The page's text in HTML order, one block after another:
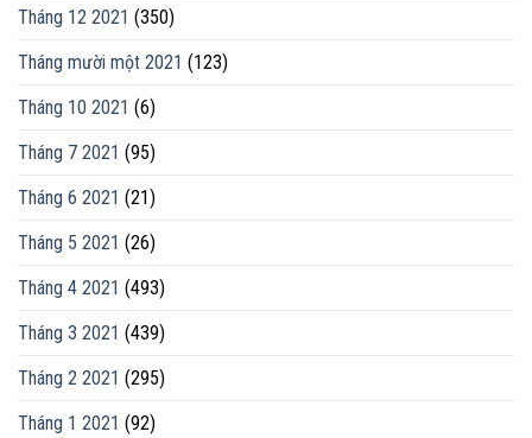
Tháng 12 2021 (350)
Tháng mười một 2021 (123)
Tháng 10 2021 (6)
Tháng 7 2021 (95)
Tháng 6 2021 (21)
Tháng 5 2021 (26)
Tháng 4 2021 (493)
Tháng 3 2021 (439)
Tháng 2 2021 (295)
Tháng 1 2021 (92)